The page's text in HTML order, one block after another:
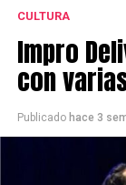
CULTURA
Impro
con
Publicado hace 3